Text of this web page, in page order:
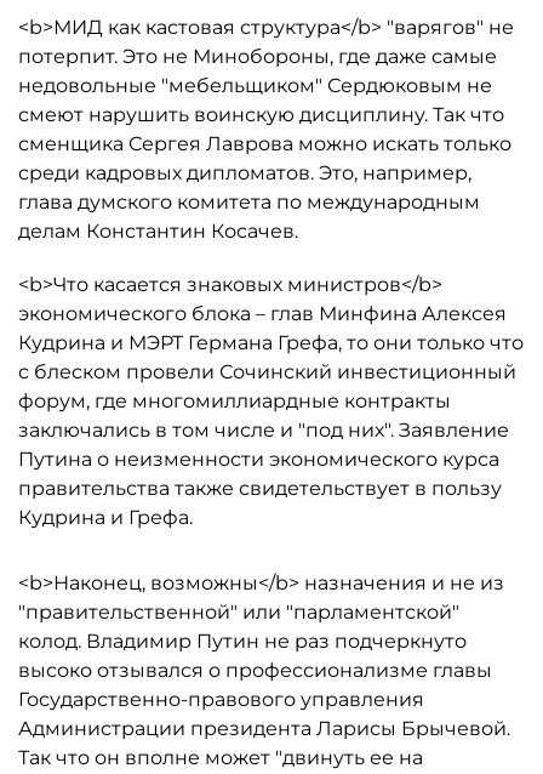
<b>МИД как кастовая структура</b> "варягов" не
потерпит. Это не Минобороны, где даже самые
недовольные "мебельщиком" Сердюковым не
смеют нарушить воинскую дисциплину. Так что
сменщика Сергея Лаврова можно искать только
среди кадровых дипломатов. Это, например,
глава думского комитета по международным
делам Константин Косачев.
<b>Что касается знаковых министров</b>
экономического блока – глав Минфина Алексея
Кудрина и МЭРТ Германа Грефа, то они только что
с блеском провели Сочинский инвестиционный
форум, где многомиллиардные контракты
заключались в том числе и "под них". Заявление
Путина о неизменности экономического курса
правительства также свидетельствует в пользу
Кудрина и Грефа.
<b>Наконец, возможны</b> назначения и не из
"правительственной" или "парламентской"
колод. Владимир Путин не раз подчеркнуто
высоко отзывался о профессионализме главы
Государственно-правового управления
Администрации президента Ларисы Брычевой.
Так что он вполне может "двинуть ее на